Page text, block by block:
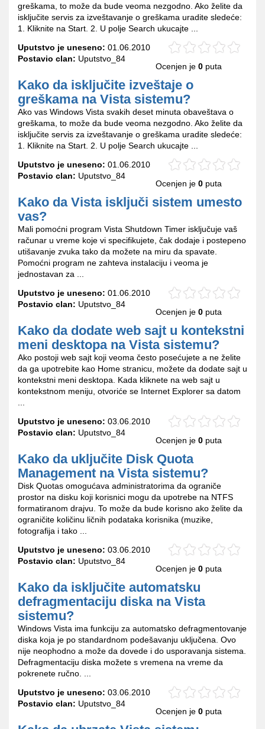
greškama, to može da bude veoma nezgodno. Ako želite da
isključite servis za izveštavanje o greškama uradite sledeće:
1. Kliknite na Start. 2. U polje Search ukucajte ...
Uputstvo je uneseno: 01.06.2010
Postavio clan: Uputstvo_84
Ocenjen je 0 puta
Kako da isključite izveštaje o
greškama na Vista sistemu?
Ako vas Windows Vista svakih deset minuta obaveštava o
greškama, to može da bude veoma nezgodno. Ako želite da
isključite servis za izveštavanje o greškama uradite sledeće:
1. Kliknite na Start. 2. U polje Search ukucajte ...
Uputstvo je uneseno: 01.06.2010
Postavio clan: Uputstvo_84
Ocenjen je 0 puta
Kako da Vista isključi sistem umesto
vas?
Mali pomoćni program Vista Shutdown Timer isključuje vaš
računar u vreme koje vi specifikujete, čak dodaje i postepeno
utišavanje zvuka tako da možete na miru da spavate.
Pomoćni program ne zahteva instalaciju i veoma je
jednostavan za ...
Uputstvo je uneseno: 01.06.2010
Postavio clan: Uputstvo_84
Ocenjen je 0 puta
Kako da dodate web sajt u kontekstni
meni desktopa na Vista sistemu?
Ako postoji web sajt koji veoma često posećujete a ne želite
da ga upotrebite kao Home stranicu, možete da dodate sajt u
kontekstni meni desktopa. Kada kliknete na web sajt u
kontekstnom meniju, otvoriće se Internet Explorer sa datom
Uputstvo je uneseno: 03.06.2010
Postavio clan: Uputstvo_84
Ocenjen je 0 puta
Kako da uključite Disk Quota
Management na Vista sistemu?
Disk Quotas omogućava administratorima da ograniče
prostor na disku koji korisnici mogu da upotrebe na NTFS
formatiranom drajvu. To može da bude korisno ako želite da
ograničite količinu ličnih podataka korisnika (muzike,
fotografija i tako ...
Uputstvo je uneseno: 03.06.2010
Postavio clan: Uputstvo_84
Ocenjen je 0 puta
Kako da isključite automatsku
defragmentaciju diska na Vista
sistemu?
Windows Vista ima funkciju za automatsko defragmentovanje
diska koja je po standardnom podešavanju uključena. Ovo
nije neophodno a može da dovede i do usporavanja sistema.
Defragmentaciju diska možete s vremena na vreme da
pokrenete ručno. ...
Uputstvo je uneseno: 03.06.2010
Postavio clan: Uputstvo_84
Ocenjen je 0 puta